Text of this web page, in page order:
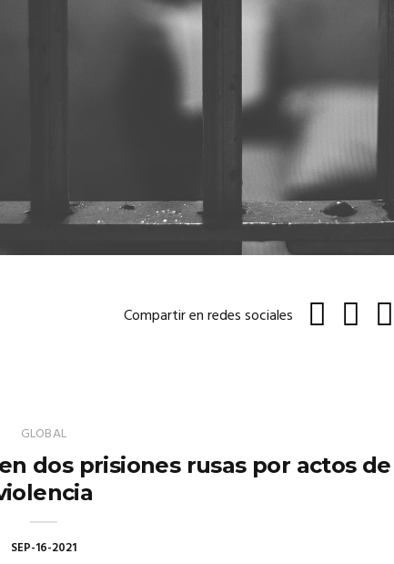
Compartir en redes sociales
GLOBAL
dos prisiones rusas por actos de
SEP-16-2021